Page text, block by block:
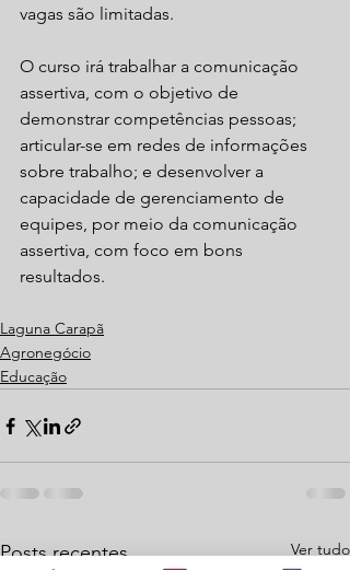
vagas são limitadas.
O curso irá trabalhar a comunicação
assertiva, com o objetivo de
demonstrar competências pessoas;
articular-se em redes de informações
sobre trabalho; e desenvolver a
capacidade de gerenciamento de
equipes, por meio da comunicação
assertiva, com foco em bons
resultados.
Laguna Carapã
Agronegócio
Educação
Posts recentes Ver tudo